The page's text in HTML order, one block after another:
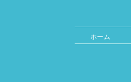
ホーム